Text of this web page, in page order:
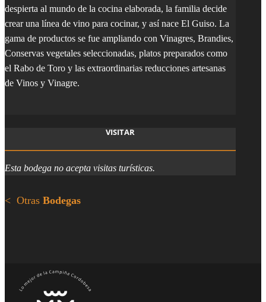
despierta al mundo de la cocina elaborada, la familia decide
crear una línea de vino para cocinar, y así nace El Guiso. La
gama de productos se fue ampliando con Vinagres, Brandies,
Conservas vegetales seleccionadas, platos preparados como
el Rabo de Toro y las extraordinarias reducciones artesanas
de Vinos y Vinagre.
VISITAR
Esta bodega no acepta visitas turísticas.
< Otras Bodegas